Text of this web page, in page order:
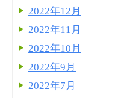
2022年12月
2022年11月
2022年10月
2022年9月
2022年7月